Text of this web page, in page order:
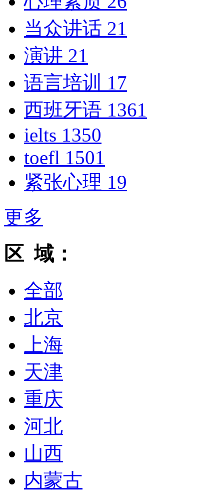
当众讲话 21
演讲 21
语言培训 17
西班牙语 1361
ielts 1350
toefl 1501
紧张心理 19
更多
区 域：
全部
北京
上海
天津
重庆
河北
山西
内蒙古